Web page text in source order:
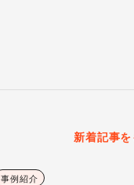
新着記事
事例紹介